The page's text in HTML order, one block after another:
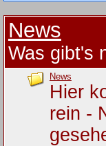
News
Was gibt's
News
Hier
rein -